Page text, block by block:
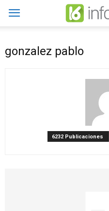
gonzalez pablo
6232 Publicaciones